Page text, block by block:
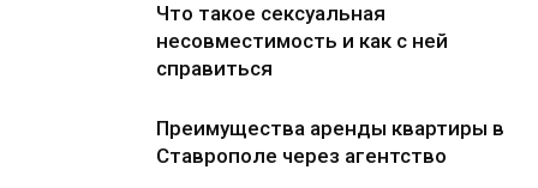
Что такое сексуальная
несовместимость и как с ней
справиться
Преимущества аренды квартиры в
Ставрополе через агентство